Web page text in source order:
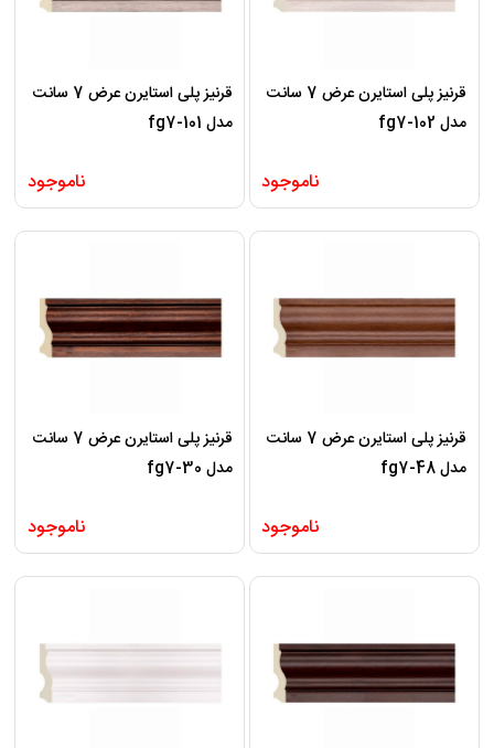
قرنیز پلی استایرن عرض 7 سانت
مدل fg7-102
ناموجود
قرنیز پلی استایرن عرض 7 سانت
مدل fg7-101
ناموجود
قرنیز پلی استایرن عرض 7 سانت
مدل fg7-48
ناموجود
قرنیز پلی استایرن عرض 7 سانت
مدل fg7-30
ناموجود